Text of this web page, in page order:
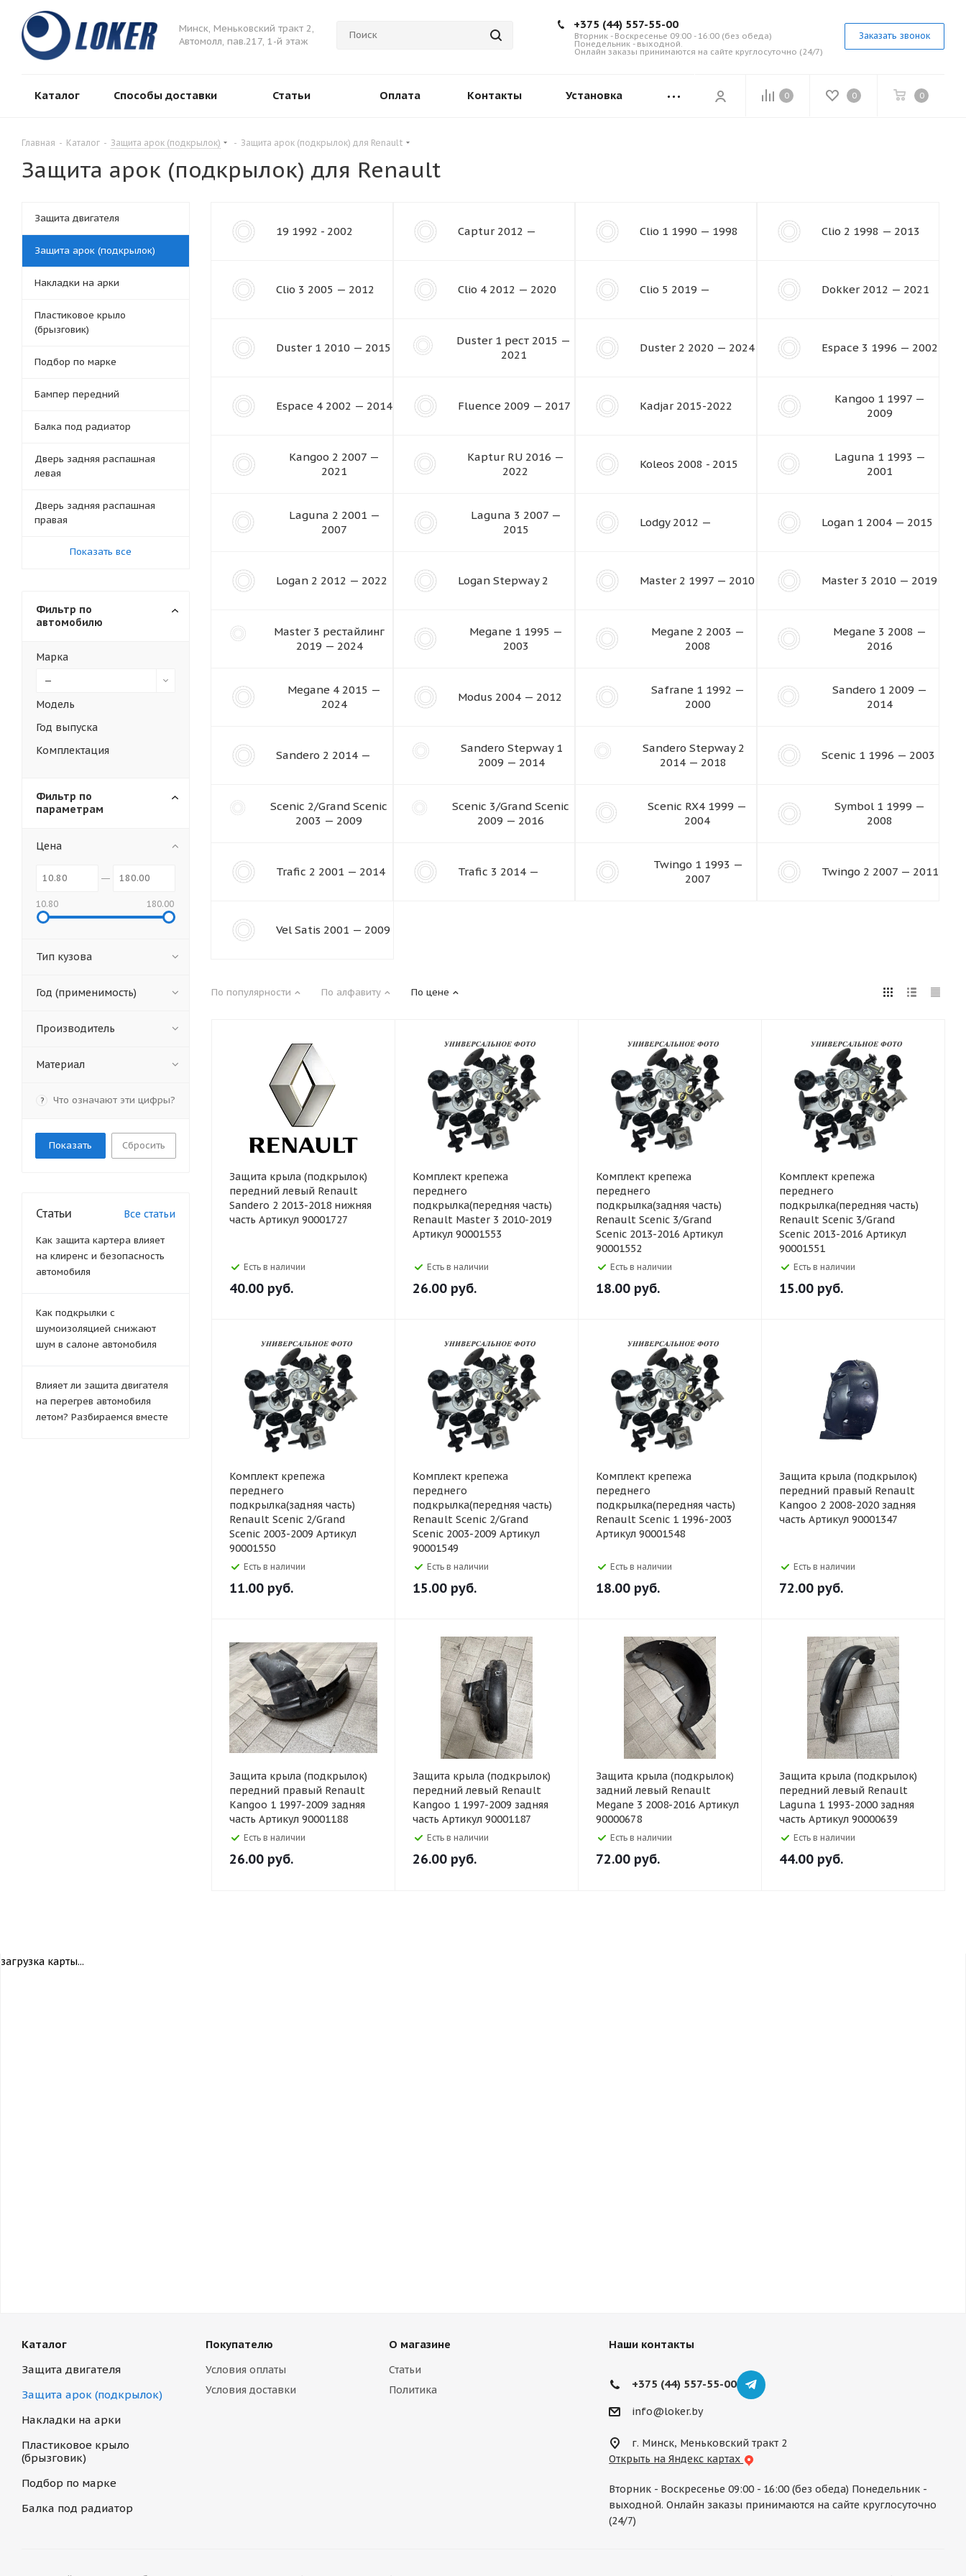
Минск, Меньковский тракт 2,
Автомолл, пав.217, 1-й этаж
+375 (44) 557-55-00
Вторник - Воскресенье 09:00 - 16:00 (без обеда)
Понедельник - выходной.
Онлайн заказы принимаются на сайте круглосуточно (24/7)
Заказать звонок
0 0 0
Каталог Способы доставки Статьи Оплата Контакты Установка
Главная - Каталог - Защита арок (подкрылок) - Защита арок (подкрылок) для Renault
Защита арок (подкрылок) для Renault
19 1992 - 2002 Captur 2012 — Clio 1 1990 — 1998 Clio 2 1998 — 2013
Clio 3 2005 — 2012 Clio 4 2012 — 2020 Clio 5 2019 — Dokker 2012 — 2021
Duster 1 2010 — 2015
Duster 1 рест 2015 —
2021
Duster 2 2020 — 2024 Espace 3 1996 — 2002
Espace 4 2002 — 2014 Fluence 2009 — 2017 Kadjar 2015-2022
Kangoo 1 1997 —
2009
Kangoo 2 2007 —
2021
Kaptur RU 2016 —
2022
Koleos 2008 - 2015
Laguna 1 1993 —
2001
Laguna 2 2001 —
2007
Laguna 3 2007 —
2015
Lodgy 2012 — Logan 1 2004 — 2015
Logan 2 2012 — 2022 Logan Stepway 2 Master 2 1997 — 2010 Master 3 2010 — 2019
Master 3 рестайлинг
2019 — 2024
Megane 1 1995 —
2003
Megane 2 2003 —
2008
Megane 3 2008 —
2016
Megane 4 2015 —
2024
Modus 2004 — 2012
Safrane 1 1992 —
2000
Sandero 1 2009 —
2014
Sandero 2 2014 —
Sandero Stepway 1
2009 — 2014
Sandero Stepway 2
2014 — 2018
Scenic 1 1996 — 2003
Scenic 2/Grand Scenic
2003 — 2009
Scenic 3/Grand Scenic
2009 — 2016
Scenic RX4 1999 —
2004
Symbol 1 1999 —
2008
Trafic 2 2001 — 2014 Trafic 3 2014 —
Twingo 1 1993 —
2007
Twingo 2 2007 — 2011
Vel Satis 2001 — 2009
По популярности По алфавиту По цене
Защита крыла (подкрылок)
передний левый Renault
Sandero 2 2013-2018 нижняя
часть Артикул 90001727
Есть в наличии
40.00 руб.
Комплект крепежа
переднего
подкрылка(передняя часть)
Renault Master 3 2010-2019
Артикул 90001553
Есть в наличии
26.00 руб.
Комплект крепежа
переднего
подкрылка(задняя часть)
Renault Scenic 3/Grand
Scenic 2013-2016 Артикул
90001552
Есть в наличии
18.00 руб.
Комплект крепежа
переднего
подкрылка(передняя часть)
Renault Scenic 3/Grand
Scenic 2013-2016 Артикул
90001551
Есть в наличии
15.00 руб.
Комплект крепежа
переднего
подкрылка(задняя часть)
Renault Scenic 2/Grand
Scenic 2003-2009 Артикул
90001550
Есть в наличии
11.00 руб.
Комплект крепежа
переднего
подкрылка(передняя часть)
Renault Scenic 2/Grand
Scenic 2003-2009 Артикул
90001549
Есть в наличии
15.00 руб.
Комплект крепежа
переднего
подкрылка(передняя часть)
Renault Scenic 1 1996-2003
Артикул 90001548
Есть в наличии
18.00 руб.
Защита крыла (подкрылок)
передний правый Renault
Kangoo 2 2008-2020 задняя
часть Артикул 90001347
Есть в наличии
72.00 руб.
Защита крыла (подкрылок)
передний правый Renault
Kangoo 1 1997-2009 задняя
часть Артикул 90001188
Есть в наличии
26.00 руб.
Защита крыла (подкрылок)
передний левый Renault
Kangoo 1 1997-2009 задняя
часть Артикул 90001187
Есть в наличии
26.00 руб.
Защита крыла (подкрылок)
задний левый Renault
Megane 3 2008-2016 Артикул
90000678
Есть в наличии
72.00 руб.
Защита крыла (подкрылок)
передний левый Renault
Laguna 1 1993-2000 задняя
часть Артикул 90000639
Есть в наличии
44.00 руб.
Защита двигателя
Защита арок (подкрылок)
Накладки на арки
Пластиковое крыло
(брызговик)
Подбор по марке
Бампер передний
Балка под радиатор
Дверь задняя распашная
левая
Дверь задняя распашная
правая
Показать все
Фильтр по
автомобилю
Марка
—
Модель
Год выпуска
Комплектация
Фильтр по
параметрам
Цена
10.80 180.00
Тип кузова
Год (применимость)
Производитель
Материал
? Что означают эти цифры?
Сбросить
Статьи Все статьи
Как защита картера влияет
на клиренс и безопасность
автомобиля
Как подкрылки с
шумоизоляцией снижают
шум в салоне автомобиля
Влияет ли защита двигателя
на перегрев автомобиля
летом? Разбираемся вместе
загрузка карты...
Каталог
Защита двигателя
Защита арок (подкрылок)
Накладки на арки
Пластиковое крыло
(брызговик)
Подбор по марке
Балка под радиатор
Покупателю
Условия оплаты
Условия доставки
О магазине
Статьи
Политика
Наши контакты
+375 (44) 557-55-00
info@loker.by
г. Минск, Меньковский тракт 2
Открыть на Яндекс картах
Вторник - Воскресенье 09:00 - 16:00 (без обеда) Понедельник -
выходной. Онлайн заказы принимаются на сайте круглосуточно
(24/7)